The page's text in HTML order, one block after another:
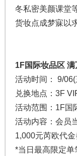
冬私密美颜课堂
货妆点成梦寐以
1F国际妆品区 满
活动时间： 9/
兑换地点：3F
活动范围：1F国
活动内容：会员
1,000元芮欧代金
*当日最高限定